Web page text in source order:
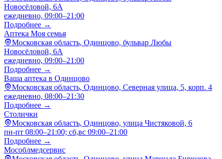
Новосёловой, 6А
ежедневно, 09:00–21:00
Подробнее →
Аптека Моя семья
Московская область, Одинцово, бульвар Любы
Новосёловой, 6А
ежедневно, 09:00–21:00
Подробнее →
Ваша аптека в Одинцово
Московская область, Одинцово, Северная улица, 5, корп. 4
ежедневно, 08:00–21:30
Подробнее →
Столички
Московская область, Одинцово, улица Чистяковой, 6
пн-пт 08:00–21:00; сб,вс 09:00–21:00
Подробнее →
Мособлмедсервис